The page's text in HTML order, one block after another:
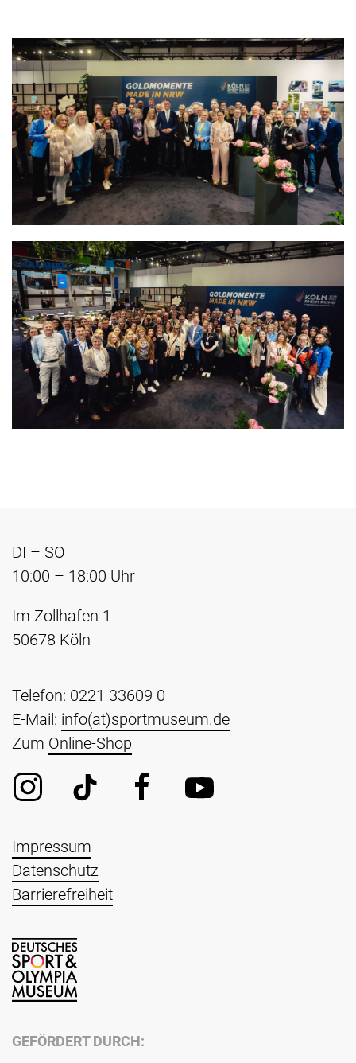
DI – SO
10:00 – 18:00 Uhr
Im Zollhafen 1
50678 Köln
Telefon: 0221 33609 0
E-Mail: info(at)sportmuseum.de
Zum Online-Shop
Impressum
Datenschutz
Barrierefreiheit
GEFÖRDERT DURCH: